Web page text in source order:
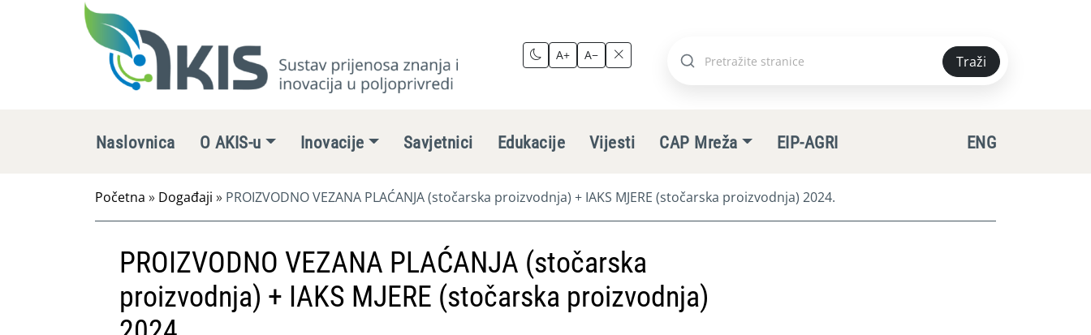
A+ A−
Pretraži
Traži
Naslovnica O AKIS-u Inovacije Savjetnici Edukacije Vijesti CAP Mreža EIP-AGRI ENG
Početna » Događaji » PROIZVODNO VEZANA PLAĆANJA (stočarska proizvodnja) + IAKS MJERE (stočarska proizvodnja) 2024.
PROIZVODNO VEZANA PLAĆANJA (stočarska
proizvodnja) + IAKS MJERE (stočarska proizvodnja)